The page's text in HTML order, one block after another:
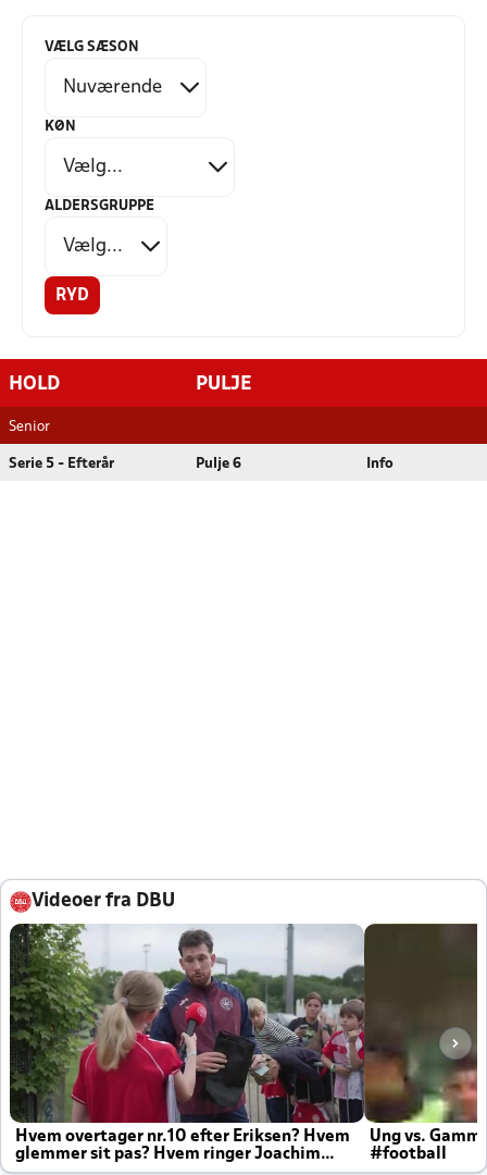
VÆLG SÆSON
KØN
ALDERSGRUPPE
RYD
HOLD PULJE
Senior
Serie 5 - Efterår Pulje 6 Info
Videoer fra DBU
Hvem overtager nr.10 efter Eriksen? Hvem
glemmer sit pas? Hvem ringer Joachim
Ung vs.
#football